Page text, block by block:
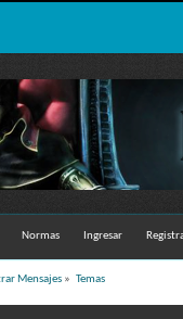
Normas Ingresar
Mensajes» Temas